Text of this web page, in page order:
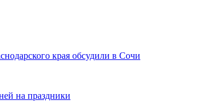
края обсудили в Сочи
на праздники